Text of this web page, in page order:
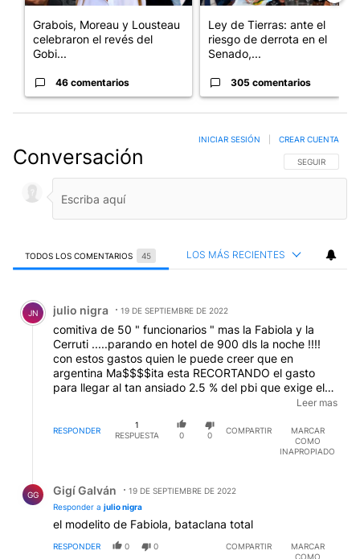
Grabois, Moreau y Lousteau
celebraron el revés del
Gobi...
46 comentarios
Ley de Tierras: ante el
riesgo de derrota en el
Senado,...
305 comentarios
Conversación SIGA ESTA
SEGUIR
INICIAR SESIÓN CREAR CUENTA
TODOS LOS COMENTARIOS 45 LOS MÁS RECIENTES
Comentario de julio nigra.
JN julio nigra 19 DE SEPTIEMBRE DE 2022
comitiva de 50 " funcionarios " mas la Fabiola y la
Cerruti .....parando en hotel de 900 dls la noche !!!!
con estos gastos quien le puede creer que en
argentina Ma$$$$ita esta RECORTANDO el gasto
para llegar al tan ansiado 2.5 % del pbi que exige el
FMI....Lo bueno es que diga lo que diga al Alberto en
EE.UU nadie lo escucha.....nadie le cree .Sacara
chapa de presidente de la Celac y defendera acuba,
venzuela y nicaragua para hacerla bien grosssa !!!!
Leer mas
RESPONDER
1
RESPUESTA
0 0
COMPARTIR
MARCAR
COMO
INAPROPIADO
GG Gigí Galván
19 DE SEPTIEMBRE DE 2022
Responder a julio nigra
el modelito de Fabiola, bataclana total
RESPONDER 0 0 COMPARTIR
MARCAR
COMO